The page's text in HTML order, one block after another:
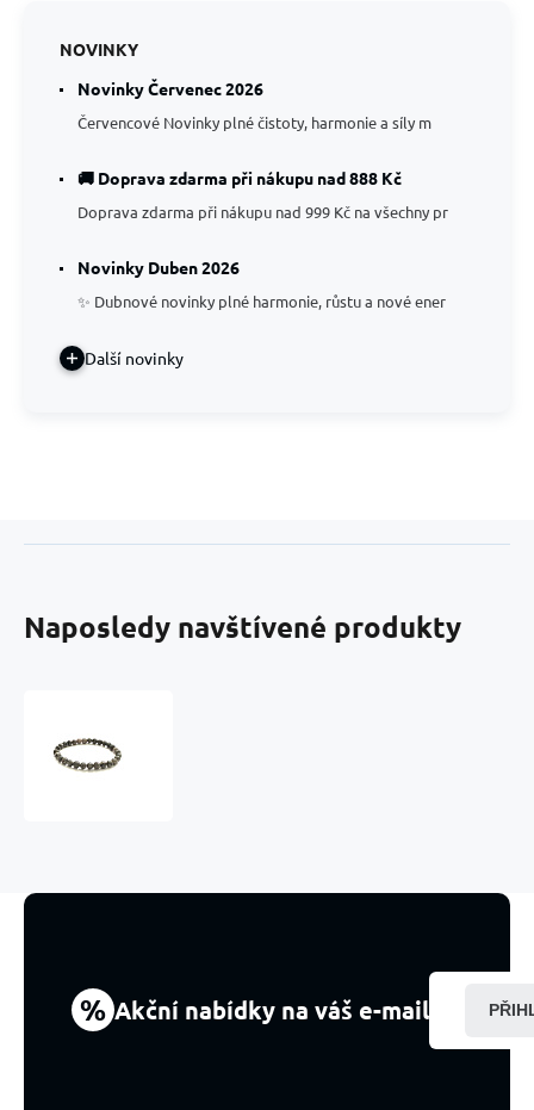
NOVINKY
Novinky Červenec 2026
Červencové Novinky plné čistoty, harmonie a síly m
🚚 Doprava zdarma při nákupu nad 888 Kč
Doprava zdarma při nákupu nad 999 Kč na všechny pr
Novinky Duben 2026
✨ Dubnové novinky plné harmonie, růstu a nové ener
Další novinky
Naposledy navštívené produkty
mm
17
cm
% Akční nabídky na váš e-mail